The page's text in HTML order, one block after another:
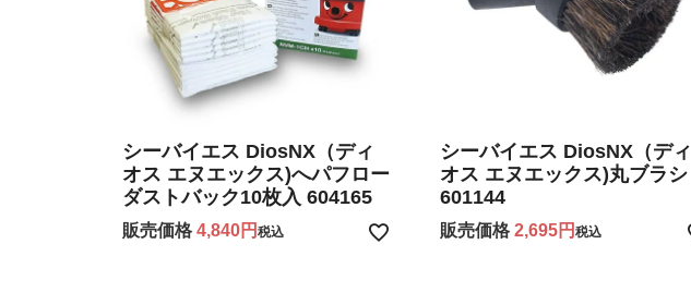
シーバイエス DiosNX（ディ
オス エヌエックス)へパフロー
ダストバック10枚入 604165
販売価格 4,840 税込
シーバイエス DiosNX（ディ
オス エヌエックス)丸ブラシ
601144
販売価格 2,695 税込